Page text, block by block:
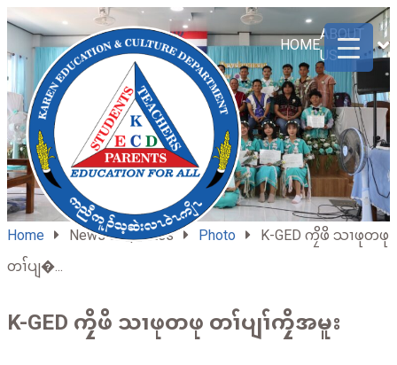
HOME
ABOUT
US
Home News & Updates Photo
K-GED ကၠိဖိ သၢဖုတဖု
တၢ်ပျ�...
K-GED ကၠိဖိ သၢဖုတဖု တၢ်ပျၢ်ကၠိအမူး